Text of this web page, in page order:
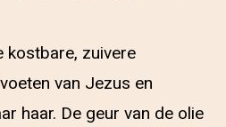
kostbare, zuivere
van Jezus en
haar. De geur van de olie